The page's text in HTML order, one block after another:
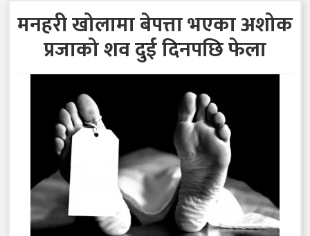
मनहरी खोलामा बेपत्ता भएका अशोक
प्रजाको शव दुई दिनपछि फेला